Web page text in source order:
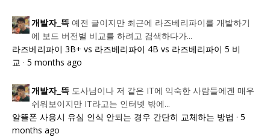
개발자_뜩 예전 글이지만 최근에 라즈베리파이를 개발하기
에 보드 버전별 비교를 하려고 검색하다가...
라즈베리파이 3B+ vs 라즈베리파이 4B vs 라즈베리파이 5 비
교 · 5 months ago
개발자_뜩 도사님이나 저 같은 IT에 익숙한 사람들에겐 매우
쉬워보이지만 IT라고는 인터넷 밖에...
알뜰폰 사용시 유심 인식 안되는 경우 간단히 교체하는 방법 · 5
months ago